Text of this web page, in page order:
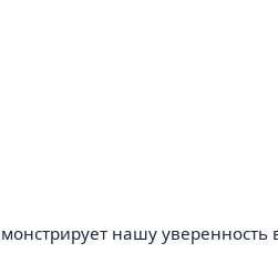
нашу уверенность